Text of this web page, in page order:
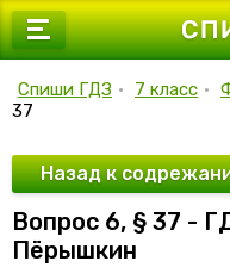
7 класс
9 класс
10 класс
11 класс
Спиши ГДЗ • 7 класс •
37
Назад к
Вопрос 6, § 37 -
Пёрышкин